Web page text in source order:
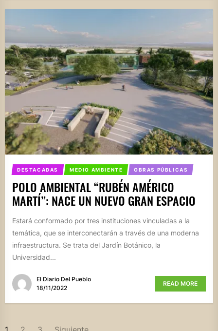
DESTACADAS MEDIO AMBIENTE OBRAS PÚBLICAS
POLO AMBIENTAL “RUBÉN AMÉRICO
MARTÍ”: NACE UN NUEVO GRAN ESPACIO
Estará conformado por tres instituciones vinculadas a la
temática, que se interconectarán a través de una moderna
infraestructura. Se trata del Jardín Botánico, la
Universidad...
El Diario Del Pueblo
18/11/2022
READ MORE